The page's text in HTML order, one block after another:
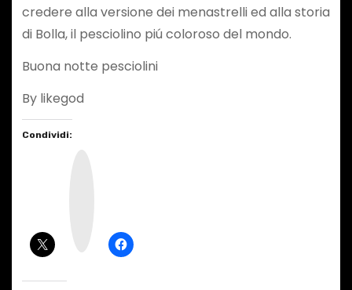
credere alla versione dei menastrelli ed alla storia
di Bolla, il pesciolino piú coloroso del mondo.
Buona notte pesciolini
By likegod
Condividi: